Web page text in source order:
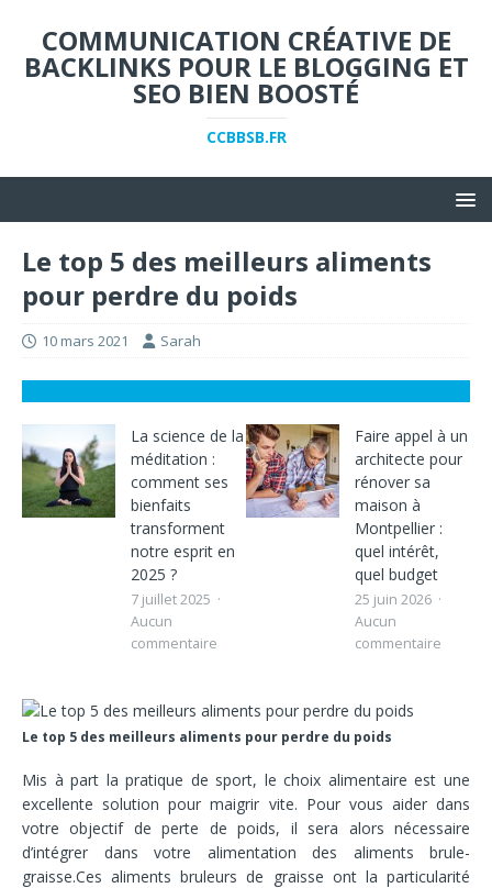
COMMUNICATION CRÉATIVE DE
BACKLINKS POUR LE BLOGGING ET
SEO BIEN BOOSTÉ
CCBBSB.FR
Le top 5 des meilleurs aliments
pour perdre du poids
10 mars 2021 Sarah
La science de la
méditation :
comment ses
bienfaits
transforment
notre esprit en
2025 ?
7 juillet 2025
Aucun
commentaire
Faire appel à un
architecte pour
rénover sa
maison à
Montpellier :
quel intérêt,
quel budget
25 juin 2026
Aucun
commentaire
Le top 5 des meilleurs aliments pour perdre du poids
Mis à part la pratique de sport, le choix alimentaire est une
excellente solution pour maigrir vite. Pour vous aider dans
votre objectif de perte de poids, il sera alors nécessaire
d’intégrer dans votre alimentation des aliments brule-
graisse.Ces aliments bruleurs de graisse ont la particularité